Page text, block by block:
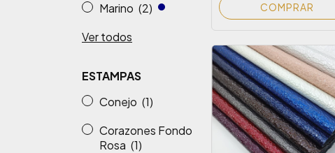
Marino (2)
Ver todos
ESTAMPAS
Conejo (1)
Corazones Fondo
Rosa (1)